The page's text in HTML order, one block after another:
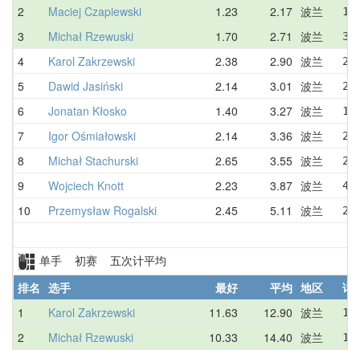
2 Maciej Czapiewski 1.23 2.17 波兰
3 Michał Rzewuski 1.70 2.71 波兰
4 Karol Zakrzewski 2.38 2.90 波兰
5 Dawid Jasiński 2.14 3.01 波兰
6 Jonatan Kłosko 1.40 3.27 波兰
7 Igor Ośmiałowski 2.14 3.36 波兰
8 Michał Stachurski 2.65 3.55 波兰
9 Wojciech Knott 2.23 3.87 波兰
10 Przemysław Rogalski 2.45 5.11 波兰
单手 初赛 五次计平均
排名 选手 最好 平均 地区
详
1
Karol Zakrzewski 11.63 12.90 波兰
2 Michał Rzewuski 10.33 14.40 波兰